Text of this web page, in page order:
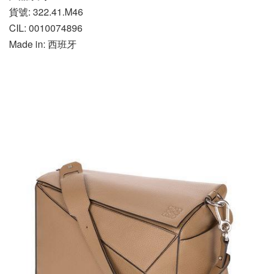
貨號: 322.41.M46
CIL: 0010074896
Made in: 西班牙